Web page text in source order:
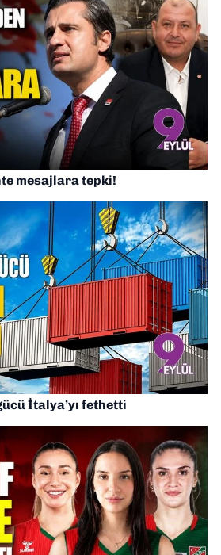
mesajlara tepki!
İtalya’yı fethetti